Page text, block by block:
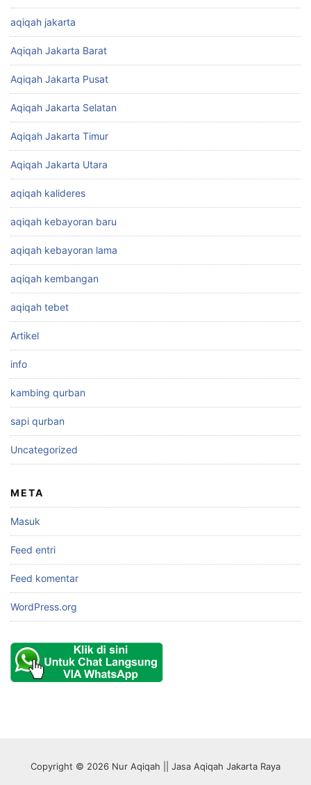
aqiqah jakarta
Aqiqah Jakarta Barat
Aqiqah Jakarta Pusat
Aqiqah Jakarta Selatan
Aqiqah Jakarta Timur
Aqiqah Jakarta Utara
aqiqah kalideres
aqiqah kebayoran baru
aqiqah kebayoran lama
aqiqah kembangan
aqiqah tebet
Artikel
info
kambing qurban
sapi qurban
Uncategorized
META
Masuk
Feed entri
Feed komentar
WordPress.org
Copyright © 2026 Nur Aqiqah || Jasa Aqiqah Jakarta Raya